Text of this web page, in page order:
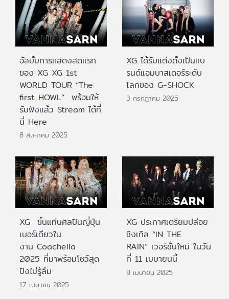
อัลบั้มการแสดงสดแรก
ของ XG XG 1st
WORLD TOUR “The
first HOWL” พร้อมให้
รับฟังแล้ว Stream ได้ที่
นี่ Here
8 สิงหาคม 2025
XG ได้รับแต่งตั้งเป็นแบ
รนด์แอมบาสเดอร์ระดับ
โลกของ G-SHOCK
3 กรกฎาคม 2025
XG ขึ้นแท่นศิลปินญี่ปุ่น
เบอร์เดียวใน
งาน Coachella
2025 ที่มาพร้อมโชว์สุด
ปังไม่รู้ลืม
17 เมษายน 2025
XG ประกาศเตรียมปล่อย
ซิงเกิล “IN THE
RAIN” เวอร์ชั่นใหม่ ในวัน
ที่ 11 เมษายนนี้
9 เมษายน 2025